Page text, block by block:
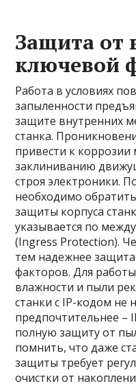
Защита от
ключевой
Работа в условиях
запыленности
защите внутренних
станка.
привести к коррозии
заклиниванию
строя электроники.
необходимо
защиты корпуса
указывается по
(Ingress Protection).
тем надежнее
факторов. Для
влажности и пыли
станки с IP-кодом не
предпочтительнее –
полную защиту от
помнить, что даже
защиты требует
очистки от